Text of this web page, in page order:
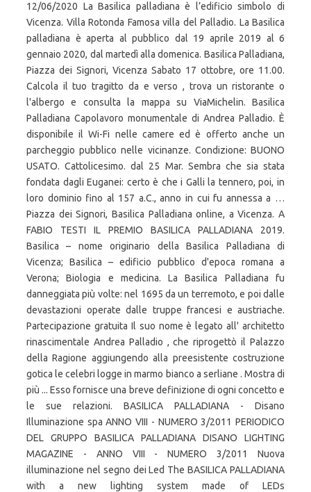
12/06/2020 La Basilica palladiana è l’edificio simbolo di
Vicenza. Villa Rotonda Famosa villa del Palladio. La Basilica
palladiana è aperta al pubblico dal 19 aprile 2019 al 6
gennaio 2020, dal martedì alla domenica. Basilica Palladiana,
Piazza dei Signori, Vicenza Sabato 17 ottobre, ore 11.00.
Calcola il tuo tragitto da e verso , trova un ristorante o
l'albergo e consulta la mappa su ViaMichelin. Basilica
Palladiana Capolavoro monumentale di Andrea Palladio. È
disponibile il Wi-Fi nelle camere ed è offerto anche un
parcheggio pubblico nelle vicinanze. Condizione: BUONO
USATO. Cattolicesimo. dal 25 Mar. Sembra che sia stata
fondata dagli Euganei: certo è che i Galli la tennero, poi, in
loro dominio fino al 157 a.C., anno in cui fu annessa a …
Piazza dei Signori, Basilica Palladiana online, a Vicenza. A
FABIO TESTI IL PREMIO BASILICA PALLADIANA 2019.
Basilica – nome originario della Basilica Palladiana di
Vicenza; Basilica – edificio pubblico d'epoca romana a
Verona; Biologia e medicina. La Basilica Palladiana fu
danneggiata più volte: nel 1695 da un terremoto, e poi dalle
devastazioni operate dalle truppe francesi e austriache.
Partecipazione gratuita Il suo nome è legato all' architetto
rinascimentale Andrea Palladio , che riprogettò il Palazzo
della Ragione aggiungendo alla preesistente costruzione
gotica le celebri logge in marmo bianco a serliane . Mostra di
più ... Esso fornisce una breve definizione di ogni concetto e
le sue relazioni. BASILICA PALLADIANA - Disano
Illuminazione spa ANNO VIII - NUMERO 3/2011 PERIODICO
DEL GRUPPO BASILICA PALLADIANA DISANO LIGHTING
MAGAZINE - ANNO VIII - NUMERO 3/2011 Nuova
illuminazione nel segno dei Led The BASILICA PALLADIANA
with a new lighting system made of LEDs